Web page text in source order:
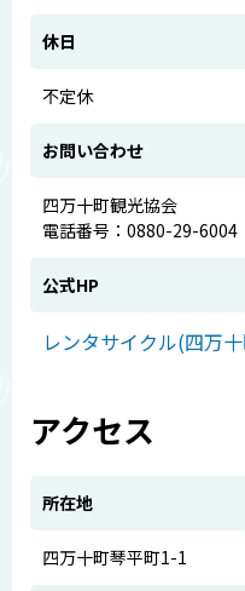
休日
不定休
お問い合わせ
四万十町観光協会
電話番号：0880-29-6004
公式HP
レンタサイクル(四万
アクセス
所在地
四万十町琴平町1-1